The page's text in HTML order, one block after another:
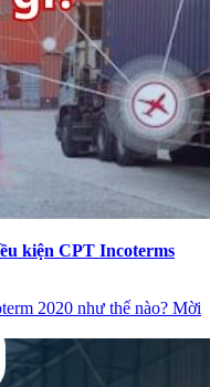
kiện CPT Incoterms
2020 như thế nào? Mời